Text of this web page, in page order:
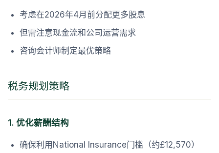
考虑在2026年4月前分配更多股息
但需注意现金流和公司运营需求
咨询会计师制定最优策略
税务规划策略
1. 优化薪酬结构
确保利用National Insurance门槛（约£12,570）